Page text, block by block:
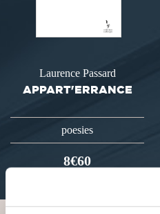
Laurence Passard
APPART'ERRANCE
poesies
8€60